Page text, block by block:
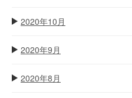
2020年10月
2020年9月
2020年8月